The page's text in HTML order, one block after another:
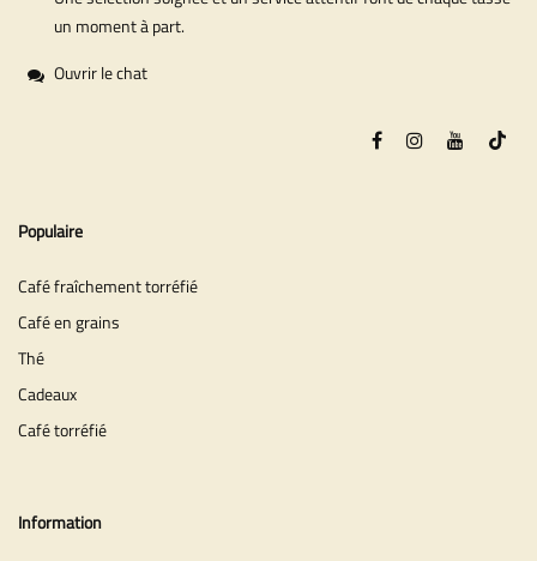
un moment à part.
Ouvrir le chat
Populaire
Café fraîchement torréfié
Café en grains
Thé
Cadeaux
Café torréfié
Information